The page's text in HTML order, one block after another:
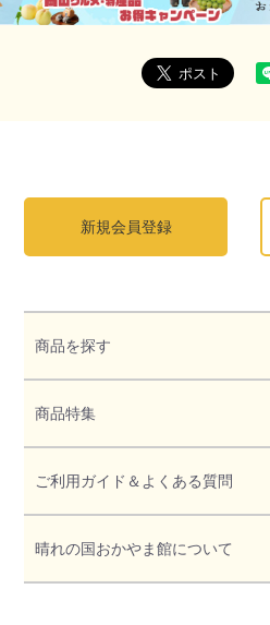
新規会員登録
商品を探す
商品特集
ご利用ガイド＆よくある質問
晴れの国おかやま館について